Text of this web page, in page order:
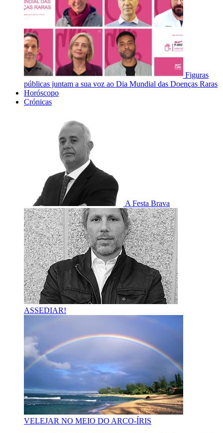
Figuras
públicas juntam a sua voz ao Dia Mundial das Doenças Raras
Horóscopo
Crónicas
A Festa Brava
ASSEDIAR!
VELEJAR NO MEIO DO ARCO-ÍRIS